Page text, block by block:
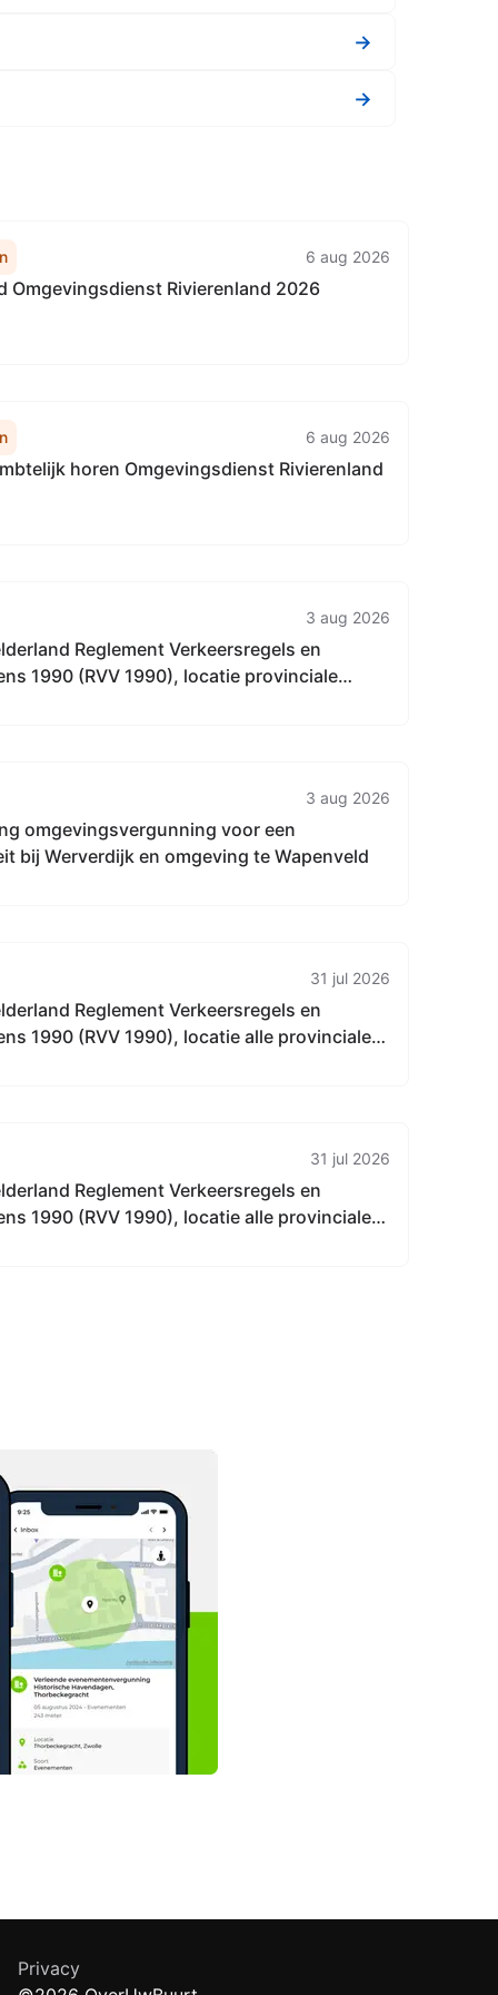
→
→
6 aug 2026
Omgevingsdienst Rivierenland 2026
6 aug 2026
horen Omgevingsdienst Rivierenland
3 aug 2026
Reglement Verkeersregels en
1990 (RVV 1990), locatie provinciale
3 aug 2026
omgevingsvergunning voor een
bij Werverdijk en omgeving te Wapenveld
31 jul 2026
Reglement Verkeersregels en
1990 (RVV 1990), locatie alle provinciale
31 jul 2026
Reglement Verkeersregels en
1990 (RVV 1990), locatie alle provinciale
Privacy